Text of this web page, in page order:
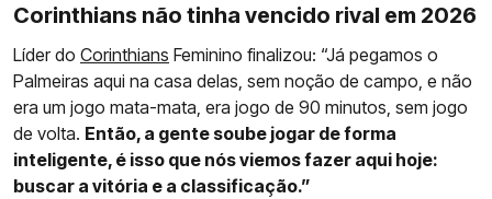
Corinthians não tinha vencido rival em 2026
Líder do Corinthians Feminino finalizou: “Já pegamos o
Palmeiras aqui na casa delas, sem noção de campo, e não
era um jogo mata-mata, era jogo de 90 minutos, sem jogo
de volta. Então, a gente soube jogar de forma
inteligente, é isso que nós viemos fazer aqui hoje:
buscar a vitória e a classificação.”